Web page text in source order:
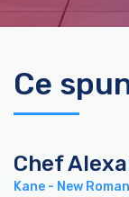
Ce
Chef
Kane - New